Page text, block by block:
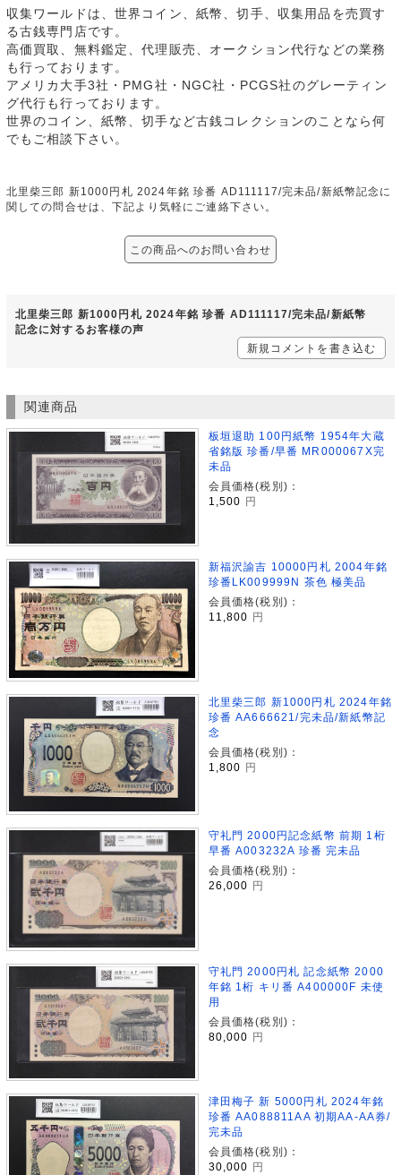
収集ワールドは、世界コイン、紙幣、切手、収集用品を売買す
る古銭専門店です。
高価買取、無料鑑定、代理販売、オークション代行などの業務
も行っております。
アメリカ大手3社・PMG社・NGC社・PCGS社のグレーティン
グ代行も行っております。
世界のコイン、紙幣、切手など古銭コレクションのことなら何
でもご相談下さい。
北里柴三郎 新1000円札 2024年銘 珍番 AD111117/完未品/新紙幣記念に
関しての問合せは、下記より気軽にご連絡下さい。
この商品へのお問い合わせ
北里柴三郎 新1000円札 2024年銘 珍番 AD111117/完未品/新紙幣
記念に対するお客様の声
新規コメントを書き込む
関連商品
板垣退助 100円紙幣 1954年大蔵
省銘版 珍番/早番 MR000067X完
未品
会員価格(税別)：
1,500
円
新福沢諭吉 10000円札 2004年銘
珍番LK009999N 茶色 極美品
会員価格(税別)：
11,800 円
北里柴三郎 新1000円札 2024年銘
珍番 AA666621/完未品/新紙幣記
念
会員価格(税別)：
1,800 円
守礼門 2000円記念紙幣 前期 1桁
早番 A003232A 珍番 完未品
会員価格(税別)：
26,000 円
守礼門 2000円札 記念紙幣 2000
年銘 1桁 キリ番 A400000F 未使
用
会員価格(税別)：
80,000 円
津田梅子 新 5000円札 2024年銘
珍番 AA088811AA 初期AA-AA券/
完未品
会員価格(税別)：
30,000 円